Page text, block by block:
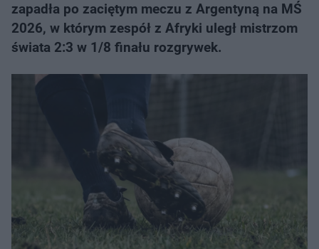
zapadła po zaciętym meczu z Argentyną na MŚ
2026, w którym zespół z Afryki uległ mistrzom
świata 2:3 w 1/8 finału rozgrywek.